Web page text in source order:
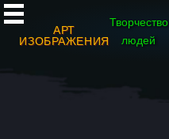
АРТ
ИЗОБРАЖЕНИЯ
Творчество
людей